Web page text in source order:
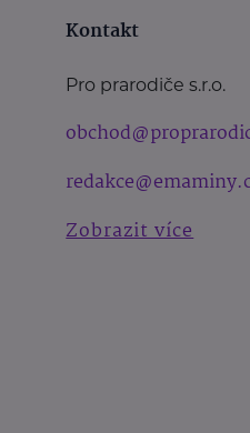
Kontakt
Pro prarodiče s.r.o.
Zobrazit více